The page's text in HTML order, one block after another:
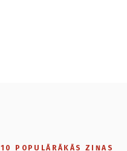
10 POPULĀRĀKĀS ZIŅAS